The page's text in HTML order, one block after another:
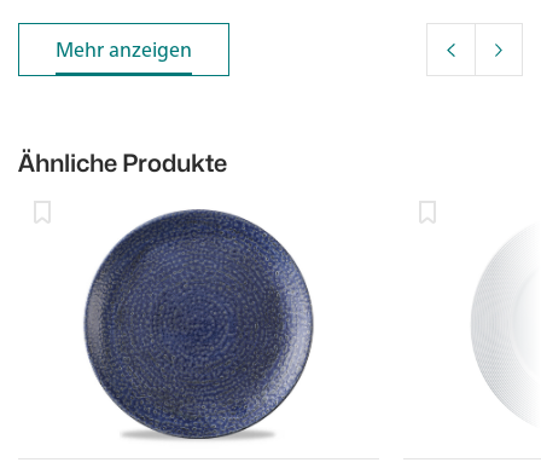
Mehr anzeigen
Mehr anzeigen
Ähnliche Produkte